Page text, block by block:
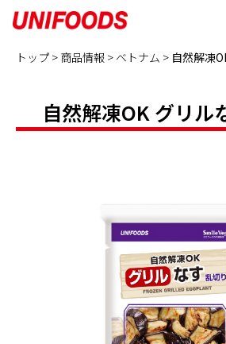
トップ > 商品情報 > ベトナム > 自然解凍
自然解凍OK グリル